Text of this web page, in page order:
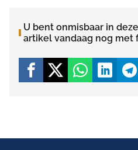
U bent onmisbaar in
artikel vandaag nog met